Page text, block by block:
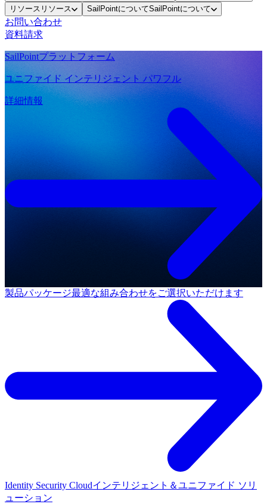
リソース リソース SailPointについてSailPointについて
お問い合わせ
資料請求
SailPointプラットフォーム
ユニファイド インテリジェント パワフル
詳細情報
製品パッケージ最適な組み合わせをご選択いただけます
Identity Security Cloudインテリジェント＆ユニファイド ソリ
ューション